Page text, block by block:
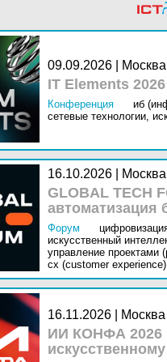
09.09.2026 | Москва
IT Elements 2026
Конференция иб
сетевые технологии,
16.10.2026 | Москва
GLOBAL TECH
автоматизация
Форум
искусственный
управление проектами
cx (customer experience)
16.11.2026 | Москва
ИИ КОНФА 2026